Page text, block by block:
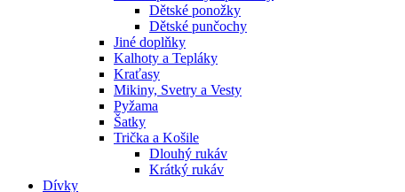
Dětské ponožky
Dětské punčochy
Jiné doplňky
Kalhoty a Tepláky
Kraťasy
Mikiny, Svetry a Vesty
Pyžama
Šatky
Trička a Košile
Dlouhý rukáv
Krátký rukáv
Dívky